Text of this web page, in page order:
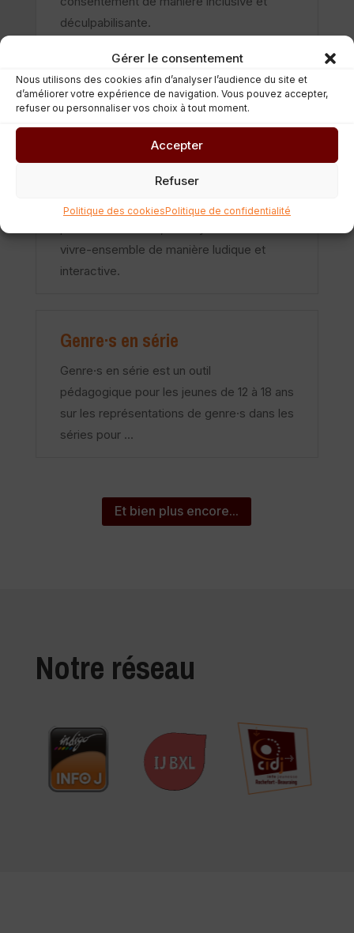
Gérer le consentement
Nous utilisons des cookies afin d’analyser l’audience du site et
d’améliorer votre expérience de navigation. Vous pouvez accepter,
refuser ou personnaliser vos choix à tout moment.
Accepter
Refuser
Politique des cookiesPolitique de confidentialité
déculpabilisante.
DouzQuinz
le CIDJ pour aider tous les jeunes de 12 à
15 ans à comprendre la société et à
aborder des sujets clés comme les
relations affectives et sexuelles, le
vivre-ensemble de manière ludique et
interactive.
Genre·s en série
Genre·s en série est un outil
pédagogique pour les jeunes de 12 à 18 ans
sur les représentations de genre·s dans les
séries pour ...
Et bien plus encore...
Notre réseau